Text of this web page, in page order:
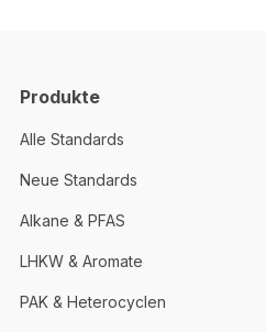
Produkte
Alle Standards
Neue Standards
Alkane & PFAS
LHKW & Aromate
PAK & Heterocyclen